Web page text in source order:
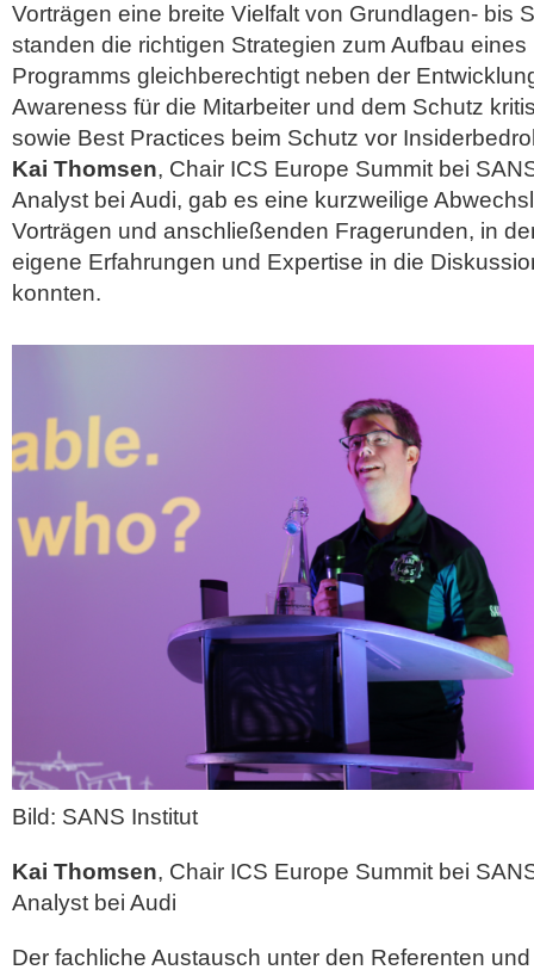
Vorträgen eine breite Vielfalt von Grundlagen- bis
standen die richtigen Strategien zum Aufbau
Programms gleichberechtigt neben der
Awareness für die Mitarbeiter und dem Schutz
sowie Best Practices beim Schutz vor
Kai Thomsen, Chair ICS Europe Summit bei
Analyst bei Audi, gab es eine kurzweilige
Vorträgen und anschließenden Fragerunden, in
eigene Erfahrungen und Expertise in die
konnten.
Bild: SANS Institut
Kai Thomsen, Chair ICS Europe Summit bei
Analyst bei Audi
Der fachliche Austausch unter den Referenten